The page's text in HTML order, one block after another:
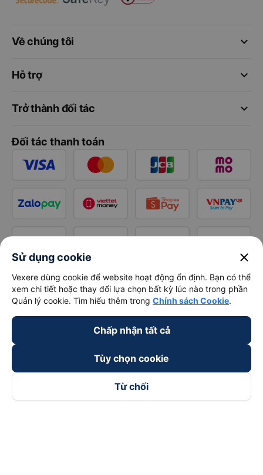
keyboard_arrow_down
Về chúng tôi
keyboard_arrow_down
Hỗ trợ
keyboard_arrow_down
Trở thành đối tác
Đối tác thanh toán
Sử dụng cookie close
Vexere dùng cookie để website hoạt động ổn định. Bạn có thể
xem chi tiết hoặc thay đổi lựa chọn bất kỳ lúc nào trong phần
Quản lý cookie. Tìm hiểu thêm trong Chính sách Cookie.
Chấp nhận tất cả
Tùy chọn cookie
Từ chối